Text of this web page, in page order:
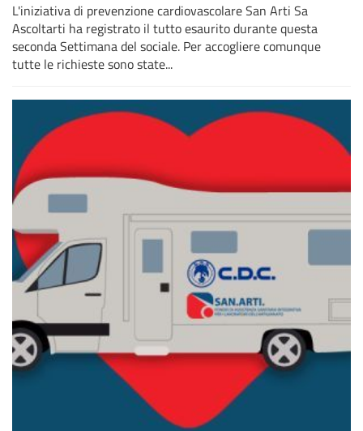
L'iniziativa di prevenzione cardiovascolare San Arti Sa
Ascoltarti ha registrato il tutto esaurito durante questa
seconda Settimana del sociale. Per accogliere comunque
tutte le richieste sono state...